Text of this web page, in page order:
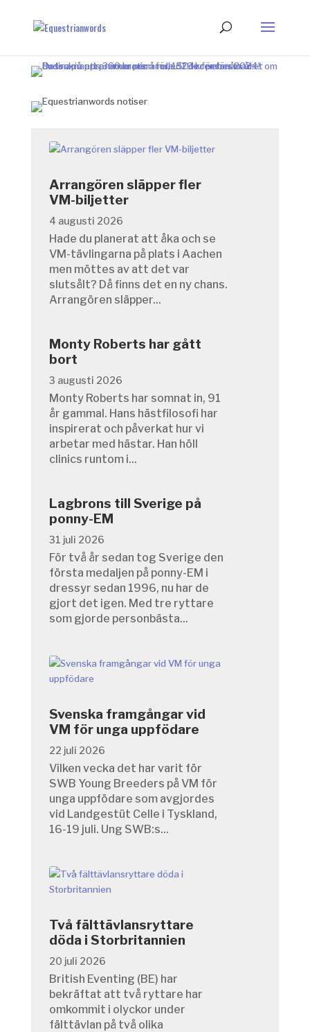
Arrangören släpper fler
VM-biljetter
4 augusti 2026
Hade du planerat att åka och se
VM-tävlingarna på plats i Aachen
men möttes av att det var
slutsålt? Då finns det en ny chans.
Arrangören släpper...
Monty Roberts har gått
bort
3 augusti 2026
Monty Roberts har somnat in, 91
år gammal. Hans hästfilosofi har
inspirerat och påverkat hur vi
arbetar med hästar. Han höll
clinics runtom i...
Lagbrons till Sverige på
ponny-EM
31 juli 2026
För två år sedan tog Sverige den
första medaljen på ponny-EM i
dressyr sedan 1996, nu har de
gjort det igen. Med tre ryttare
som gjorde personbästa...
Svenska framgångar vid
VM för unga uppfödare
22 juli 2026
Vilken vecka det har varit för
SWB Young Breeders på VM för
unga uppfödare som avgjordes
vid Landgestüt Celle i Tyskland,
16-19 juli. Ung SWB:s...
Två fälttävlansryttare
döda i Storbritannien
20 juli 2026
British Eventing (BE) har
bekräftat att två ryttare har
omkommit i olyckor under
fälttävlan på två olika